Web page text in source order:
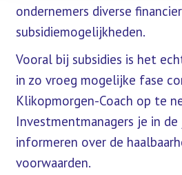
ondernemers diverse
subsidiemogelijkheden.
Vooral bij subsidies is het
in zo vroeg mogelijke fase
Klikopmorgen-Coach op te
Investmentmanagers je in
informeren over de
voorwaarden.